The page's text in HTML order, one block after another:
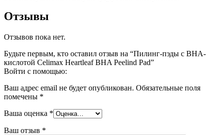
Отзывы
Отзывов пока нет.
Будьте первым, кто оставил отзыв на “Пилинг-пэды с BHA-
кислотой Celimax Heartleaf BHA Peelind Pad”
Войти с помощью:
Ваш адрес email не будет опубликован. Обязательные поля
помечены *
Ваша оценка *
Ваш отзыв *